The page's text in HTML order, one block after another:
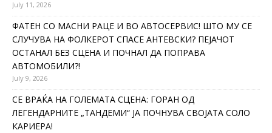
July 11, 2026
ФАТЕН СО МАСНИ РАЦЕ И ВО АВТОСЕРВИС! ШТО МУ СЕ
СЛУЧУВА НА ФОЛКЕРОТ СПАСЕ АНТЕВСКИ? ПЕЈАЧОТ
ОСТАНАЛ БЕЗ СЦЕНА И ПОЧНАЛ ДА ПОПРАВА
АВТОМОБИЛИ?!
July 9, 2026
СЕ ВРАЌА НА ГОЛЕМАТА СЦЕНА: ГОРАН ОД
ЛЕГЕНДАРНИТЕ „ТАНДЕМИ“ ЈА ПОЧНУВА СВОЈАТА СОЛО
КАРИЕРА!